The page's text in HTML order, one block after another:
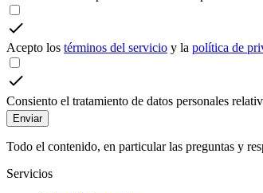
Acepto los términos del servicio y la política de
Consiento el tratamiento de datos personales
Enviar
Todo el contenido, en particular las preguntas y
Servicios